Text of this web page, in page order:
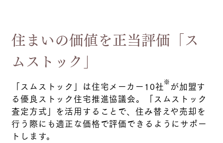
住まいの価値を正当評価「ス
ムストック」
「スムストック」は住宅メーカー10社※が加盟す
る優良ストック住宅推進協議会。「スムストック
査定方式」を活用することで、住み替えや売却を
行う際にも適正な価格で評価できるようにサポー
トします。